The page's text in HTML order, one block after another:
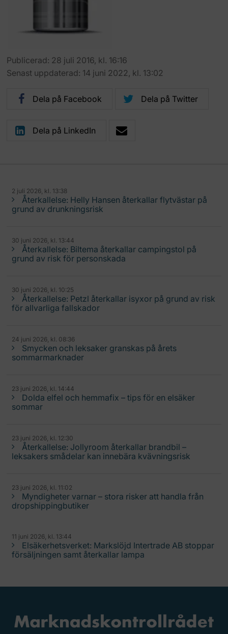
Publicerad: 28 juli 2016, kl. 16:16
Senast uppdaterad: 14 juni 2022, kl. 13:02
Dela på Facebook Dela på Twitter
Dela på LinkedIn
2 juli 2026, kl. 13:38
Återkallelse: Helly Hansen återkallar flytvästar på
grund av drunkningsrisk
30 juni 2026, kl. 13:44
Återkallelse: Biltema återkallar campingstol på
grund av risk för personskada
30 juni 2026, kl. 10:25
Återkallelse: Petzl återkallar isyxor på grund av risk
för allvarliga fallskador
24 juni 2026, kl. 08:36
Smycken och leksaker granskas på årets
sommarmarknader
23 juni 2026, kl. 14:44
Dolda elfel och hemmafix – tips för en elsäker
sommar
23 juni 2026, kl. 12:30
Återkallelse: Jollyroom återkallar brandbil –
leksakers smådelar kan innebära kvävningsrisk
23 juni 2026, kl. 11:02
Myndigheter varnar – stora risker att handla från
dropshippingbutiker
11 juni 2026, kl. 13:44
Elsäkerhetsverket: Markslöjd Intertrade AB stoppar
försäljningen samt återkallar lampa